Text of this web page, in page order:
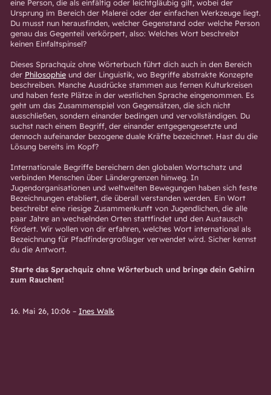
eine Person, die als einfältig oder leichtgläubig gilt, wobei der
Ursprung im Bereich der Malerei oder der einfachen Werkzeuge liegt.
Du musst nun herausfinden, welcher Gegenstand oder welche Person
genau das Gegenteil verkörpert, also: Welches Wort beschreibt
keinen Einfaltspinsel?
Dieses Sprachquiz ohne Wörterbuch führt dich auch in den Bereich
der Philosophieund der Linguistik, wo Begriffe abstrakte Konzepte
beschreiben. Manche Ausdrücke stammen aus fernen Kulturkreisen
und haben feste Plätze in der westlichen Sprache eingenommen. Es
geht um das Zusammenspiel von Gegensätzen, die sich nicht
ausschließen, sondern einander bedingen und vervollständigen. Du
suchst nach einem Begriff, der einander entgegengesetzte und
dennoch aufeinander bezogene duale Kräfte bezeichnet. Hast du die
Lösung bereits im Kopf?
Internationale Begriffe bereichern den globalen Wortschatz und
verbinden Menschen über Ländergrenzen hinweg. In
Jugendorganisationen und weltweiten Bewegungen haben sich feste
Bezeichnungen etabliert, die überall verstanden werden. Ein Wort
beschreibt eine riesige Zusammenkunft von Jugendlichen, die alle
paar Jahre an wechselnden Orten stattfindet und den Austausch
fördert. Wir wollen von dir erfahren, welches Wort international als
Bezeichnung für Pfadfindergroßlager verwendet wird. Sicher kennst
du die Antwort.
Starte das Sprachquiz ohne Wörterbuch und bringe dein Gehirn
zum Rauchen!
16. Mai 26, 10:06– Ines Walk